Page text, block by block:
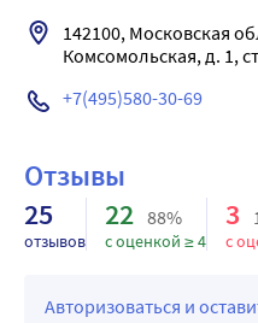
Разглаживает мелкие
увлажняет и
преждевременное
МАСЛО ЛЬНА
ЭКСТРАКТ КАЛЕНДУЛЫ
Тонизирует и увлажняет,
преждевременного
142100, Московская
Комсомольская, д. 1,
+7(495)580-30-69
Отзывы
25
отзывов
22 88%
с оценкой ≥ 4
3
с
Авторизоваться и